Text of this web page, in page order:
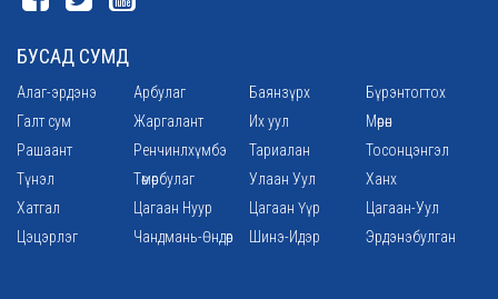
БУСАД СУМД
Алаг-эрдэнэ Арбулаг Баянзүрх
Бүрэнтогтох
Галт сум
Жаргалант Их уул
Мөрөн
Рашаант
Ренчинлхүмбэ Тариалан
Тосонцэнгэл
Түнэл
Төмөрбулаг Улаан Уул
Ханх
Хатгал
Цагаан Нуур Цагаан Үүр
Цагаан-Уул
Цэцэрлэг
Чандмань-Өндөр Шинэ-Идэр Эрдэнэбулган